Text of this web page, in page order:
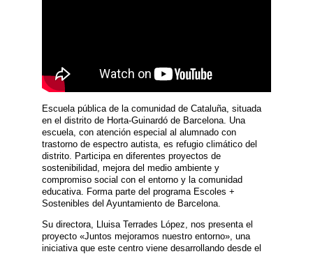
Escuela pública de la comunidad de Cataluña, situada
en el distrito de Horta-Guinardó de Barcelona. Una
escuela, con atención especial al alumnado con
trastorno de espectro autista, es refugio climático del
distrito. Participa en diferentes proyectos de
sostenibilidad, mejora del medio ambiente y
compromiso social con el entorno y la comunidad
educativa. Forma parte del programa Escoles +
Sostenibles del Ayuntamiento de Barcelona.
Su directora, Lluisa Terrades López, nos presenta el
proyecto «Juntos mejoramos nuestro entorno», una
iniciativa que este centro viene desarrollando desde el